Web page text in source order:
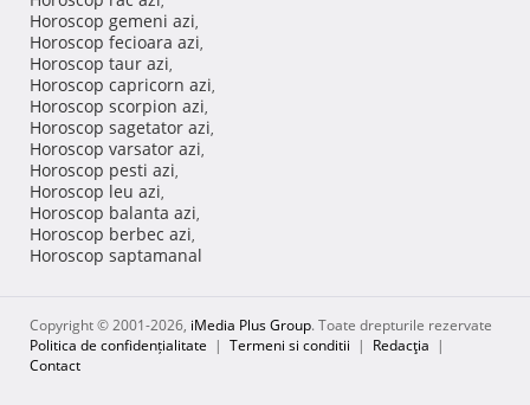
Horoscop gemeni azi,
Horoscop fecioara azi,
Horoscop taur azi,
Horoscop capricorn azi,
Horoscop scorpion azi,
Horoscop sagetator azi,
Horoscop varsator azi,
Horoscop pesti azi,
Horoscop leu azi,
Horoscop balanta azi,
Horoscop berbec azi,
Horoscop saptamanal
Copyright © 2001-2026, iMedia Plus Group. Toate drepturile rezervate
Politica de confidențialitate | Termeni si conditii | Redacţia |
Contact